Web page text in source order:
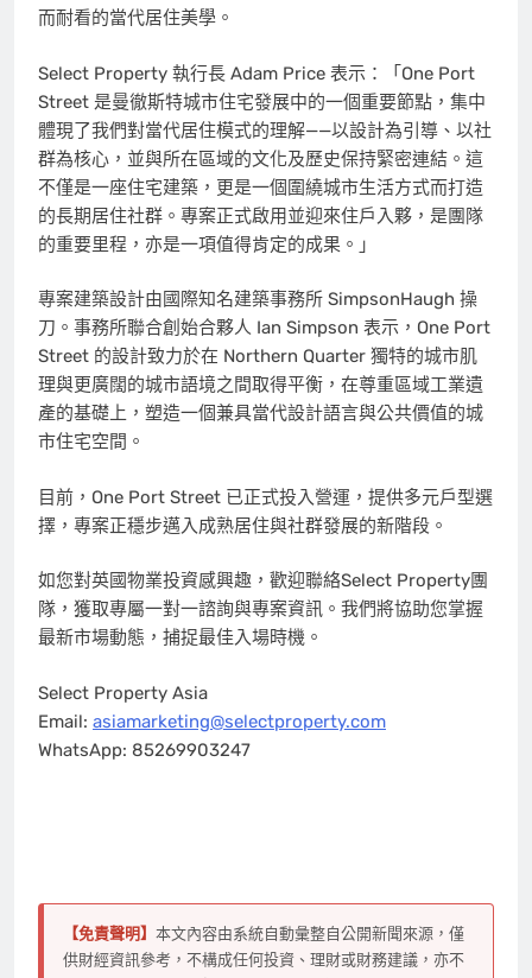
而耐看的當代居住美學。
Select Property 執行長 Adam Price 表示：「One Port
Street 是曼徹斯特城市住宅發展中的一個重要節點，集中
體現了我們對當代居住模式的理解——以設計為引導、以社
群為核心，並與所在區域的文化及歷史保持緊密連結。這
不僅是一座住宅建築，更是一個圍繞城市生活方式而打造
的長期居住社群。專案正式啟用並迎來住戶入夥，是團隊
的重要里程，亦是一項值得肯定的成果。」
專案建築設計由國際知名建築事務所 SimpsonHaugh 操
刀。事務所聯合創始合夥人 Ian Simpson 表示，One Port
Street 的設計致力於在 Northern Quarter 獨特的城市肌
理與更廣闊的城市語境之間取得平衡，在尊重區域工業遺
產的基礎上，塑造一個兼具當代設計語言與公共價值的城
市住宅空間。
目前，One Port Street 已正式投入營運，提供多元戶型選
擇，專案正穩步邁入成熟居住與社群發展的新階段。
如您對英國物業投資感興趣，歡迎聯絡Select Property團
隊，獲取專屬一對一諮詢與專案資訊。我們將協助您掌握
最新市場動態，捕捉最佳入場時機。
Select Property Asia
Email: asiamarketing@selectproperty.com
WhatsApp: 85269903247
【免責聲明】 本文內容由系統自動彙整自公開新聞來源，僅
供財經資訊參考，不構成任何投資、理財或財務建議，亦不